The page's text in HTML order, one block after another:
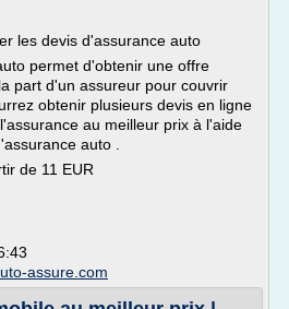
les devis d'assurance auto
permet d'obtenir une offre
part d'un assureur pour couvrir
obtenir plusieurs devis en ligne
au meilleur prix à l'aide
auto .
de 11 EUR
assure.com